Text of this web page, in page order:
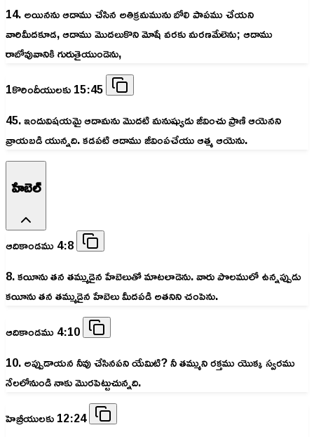
14. అయినను ఆదాము చేసిన అతిక్రమమును బోలి పాపము చేయని
వారిమీదకూడ, ఆదాము మొదలుకొని మోషే వరకు మరణమేలెను; ఆదాము
రాబోవువానికి గురుతైయుండెను,
1కొరిందీయులకు 15:45
45. ఇందువిషయమై ఆదామను మొదటి మనుష్యుడు జీవించు ప్రాణి ఆయెనని
వ్రాయబడి యున్నది. కడపటి ఆదాము జీవింపచేయు ఆత్మ ఆయెను.
హేబెల్
ఆదికాండము 4:8
8. కయీను తన తమ్ముడైన హేబెలుతో మాటలాడెను. వారు పొలములో ఉన్నప్పుడు
కయీను తన తమ్ముడైన హేబెలు మీదపడి అతనిని చంపెను.
ఆదికాండము 4:10
10. అప్పుడాయన నీవు చేసినపని యేమిటి? నీ తమ్ముని రక్తము యొక్క స్వరము
నేలలోనుండి నాకు మొరపెట్టుచున్నది.
హెబ్రీయులకు 12:24